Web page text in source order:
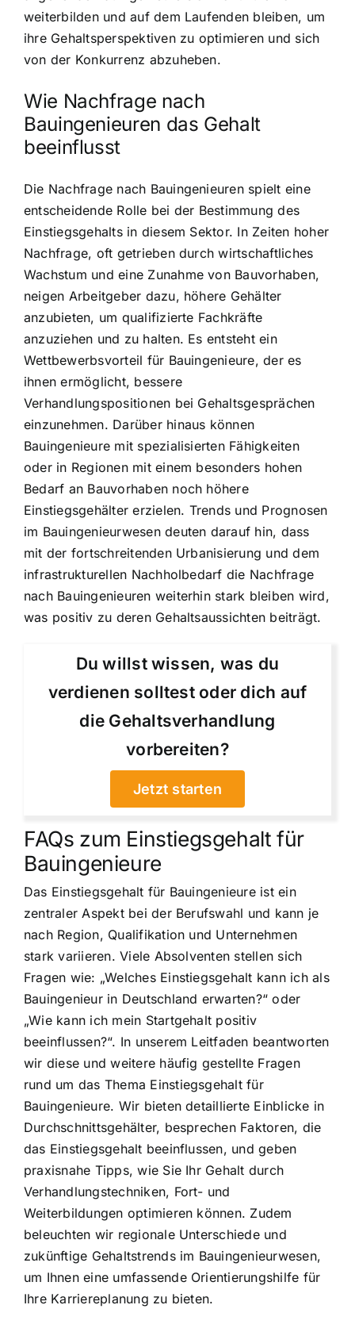
weiterbilden und auf dem Laufenden bleiben, um
ihre Gehaltsperspektiven zu optimieren und sich
von der Konkurrenz abzuheben.
Wie Nachfrage nach
Bauingenieuren das Gehalt
beeinflusst
Die Nachfrage nach Bauingenieuren spielt eine
entscheidende Rolle bei der Bestimmung des
Einstiegsgehalts in diesem Sektor. In Zeiten hoher
Nachfrage, oft getrieben durch wirtschaftliches
Wachstum und eine Zunahme von Bauvorhaben,
neigen Arbeitgeber dazu, höhere Gehälter
anzubieten, um qualifizierte Fachkräfte
anzuziehen und zu halten. Es entsteht ein
Wettbewerbsvorteil für Bauingenieure, der es
ihnen ermöglicht, bessere
Verhandlungspositionen bei Gehaltsgesprächen
einzunehmen. Darüber hinaus können
Bauingenieure mit spezialisierten Fähigkeiten
oder in Regionen mit einem besonders hohen
Bedarf an Bauvorhaben noch höhere
Einstiegsgehälter erzielen. Trends und Prognosen
im Bauingenieurwesen deuten darauf hin, dass
mit der fortschreitenden Urbanisierung und dem
infrastrukturellen Nachholbedarf die Nachfrage
nach Bauingenieuren weiterhin stark bleiben wird,
was positiv zu deren Gehaltsaussichten beiträgt.
Du willst wissen, was du
verdienen solltest oder dich auf
die Gehaltsverhandlung
vorbereiten?
Jetzt starten
FAQs zum Einstiegsgehalt für
Bauingenieure
Das Einstiegsgehalt für Bauingenieure ist ein
zentraler Aspekt bei der Berufswahl und kann je
nach Region, Qualifikation und Unternehmen
stark variieren. Viele Absolventen stellen sich
Fragen wie: „Welches Einstiegsgehalt kann ich als
Bauingenieur in Deutschland erwarten?“ oder
„Wie kann ich mein Startgehalt positiv
beeinflussen?“. In unserem Leitfaden beantworten
wir diese und weitere häufig gestellte Fragen
rund um das Thema Einstiegsgehalt für
Bauingenieure. Wir bieten detaillierte Einblicke in
Durchschnittsgehälter, besprechen Faktoren, die
das Einstiegsgehalt beeinflussen, und geben
praxisnahe Tipps, wie Sie Ihr Gehalt durch
Verhandlungstechniken, Fort- und
Weiterbildungen optimieren können. Zudem
beleuchten wir regionale Unterschiede und
zukünftige Gehaltstrends im Bauingenieurwesen,
um Ihnen eine umfassende Orientierungshilfe für
Ihre Karriereplanung zu bieten.